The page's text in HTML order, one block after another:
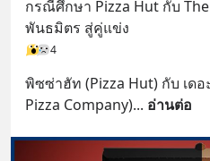
กรณีศึกษา Pizza Hut กับ
พันธมิตร สู่คู่แข่ง
4
พิซซ่าฮัท (Pizza Hut) กับ เด
Pizza Company)... อ่านต่อ